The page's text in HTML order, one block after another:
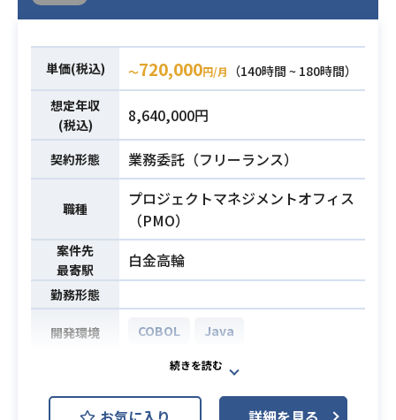
単価(税込) 〜720,000円/月
（140時間 ~ 180時間）
想定年収
(税込)
8,640,000円
契約形態 業務委託（フリーランス）
職種
プロジェクトマネジメントオフィス
（PMO）
案件先
最寄駅
白金高輪
勤務形態
開発環境 COBOL Java
現在進行中の新共済金支払システム
開発プロジェクトで、職員側の立場